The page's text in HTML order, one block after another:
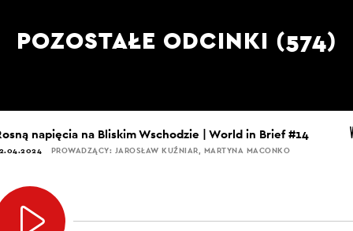
POZOSTAŁE ODCINKI (574)
napięcia na Bliskim Wschodzie | World in Brief #14
PROWADZĄCY: JAROSŁAW KUŹNIAR, MARTYNA MACONKO